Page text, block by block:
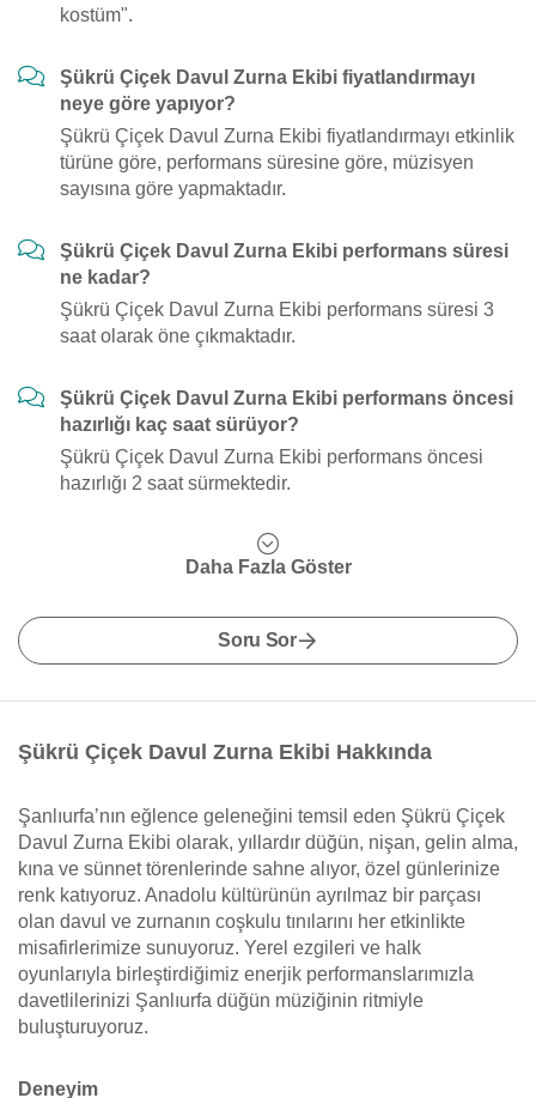
kostüm".
Şükrü Çiçek Davul Zurna Ekibi fiyatlandırmayı
neye göre yapıyor?
Şükrü Çiçek Davul Zurna Ekibi fiyatlandırmayı etkinlik
türüne göre, performans süresine göre, müzisyen
sayısına göre yapmaktadır.
Şükrü Çiçek Davul Zurna Ekibi performans süresi
ne kadar?
Şükrü Çiçek Davul Zurna Ekibi performans süresi 3
saat olarak öne çıkmaktadır.
Şükrü Çiçek Davul Zurna Ekibi performans öncesi
hazırlığı kaç saat sürüyor?
Şükrü Çiçek Davul Zurna Ekibi performans öncesi
hazırlığı 2 saat sürmektedir.
Daha Fazla Göster
Soru Sor
Şükrü Çiçek Davul Zurna Ekibi Hakkında
Şanlıurfa’nın eğlence geleneğini temsil eden Şükrü Çiçek
Davul Zurna Ekibi olarak, yıllardır düğün, nişan, gelin alma,
kına ve sünnet törenlerinde sahne alıyor, özel günlerinize
renk katıyoruz. Anadolu kültürünün ayrılmaz bir parçası
olan davul ve zurnanın coşkulu tınılarını her etkinlikte
misafirlerimize sunuyoruz. Yerel ezgileri ve halk
oyunlarıyla birleştirdiğimiz enerjik performanslarımızla
davetlilerinizi Şanlıurfa düğün müziğinin ritmiyle
buluşturuyoruz.
Deneyim